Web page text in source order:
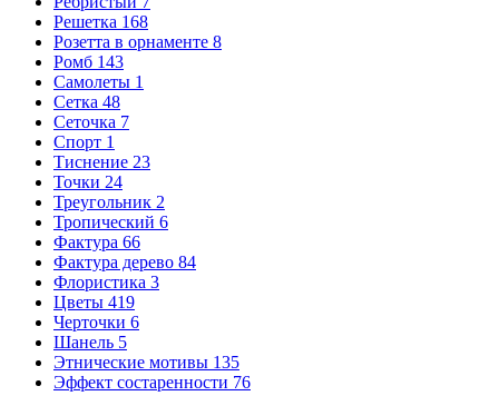
Решетка 168
Розетта в орнаменте 8
Ромб 143
Самолеты 1
Сетка 48
Сеточка 7
Спорт 1
Тиснение 23
Точки 24
Треугольник 2
Тропический 6
Фактура 66
Фактура дерево 84
Флористика 3
Цветы 419
Черточки 6
Шанель 5
Этнические мотивы 135
Эффект состаренности 76